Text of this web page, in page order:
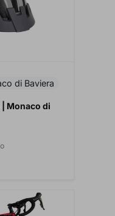
di Baviera
Monaco di